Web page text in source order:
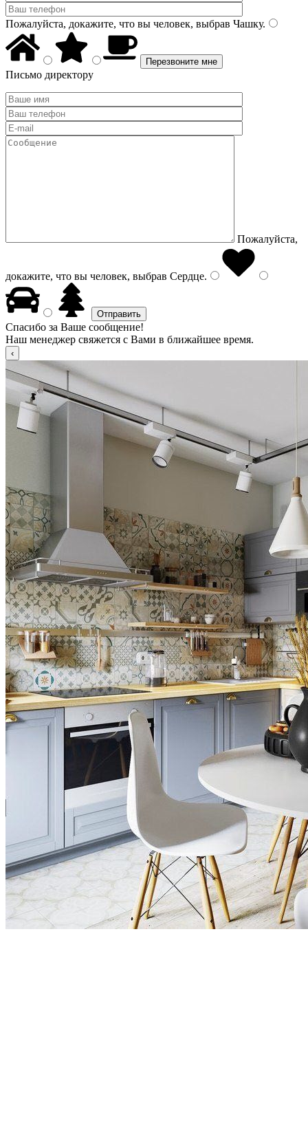
Пожалуйста, докажите, что вы человек, выбрав Чашку.
Письмо директору
Пожалуйста,
докажите, что вы человек, выбрав Сердце.
Спасибо за Ваше сообщение!
Наш менеджер свяжется с Вами в ближайшее время.